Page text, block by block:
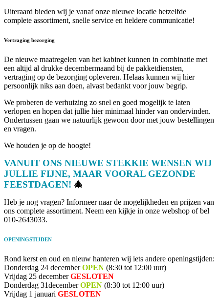
Uiteraard bieden wij je vanaf onze nieuwe locatie hetzelfde
complete assortiment, snelle service en heldere communicatie!
Vertraging bezorging
De nieuwe maatregelen van het kabinet kunnen in combinatie met
een altijd al drukke decembermaand bij de pakketdiensten,
vertraging op de bezorging opleveren. Helaas kunnen wij hier
persoonlijk niks aan doen, alvast bedankt voor jouw begrip.
We proberen de verhuizing zo snel en goed mogelijk te laten
verlopen en hopen dat jullie hier minimaal hinder van ondervinden.
Ondertussen gaan we natuurlijk gewoon door met jouw bestellingen
en vragen.
We houden je op de hoogte!
VANUIT ONS NIEUWE STEKKIE WENSEN WIJ
JULLIE FIJNE, MAAR VOORAL GEZONDE
FEESTDAGEN! 🎄
Heb je nog vragen? Informeer naar de mogelijkheden en prijzen van
ons complete assortiment. Neem een kijkje in onze webshop of bel
010-2643033.
OPENINGSTIJDEN
Rond kerst en oud en nieuw hanteren wij iets andere openingstijden:
Donderdag 24 decemberOPEN (8:30 tot 12:00 uur)
Vrijdag 25 decemberGESLOTEN
Donderdag 31decemberOPEN (8:30 tot 12:00 uur)
Vrijdag 1 januari GESLOTEN